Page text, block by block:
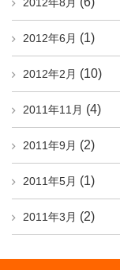
2012年6月 (1)
2012年2月 (10)
2011年11月 (4)
2011年9月 (2)
2011年5月 (1)
2011年3月 (2)